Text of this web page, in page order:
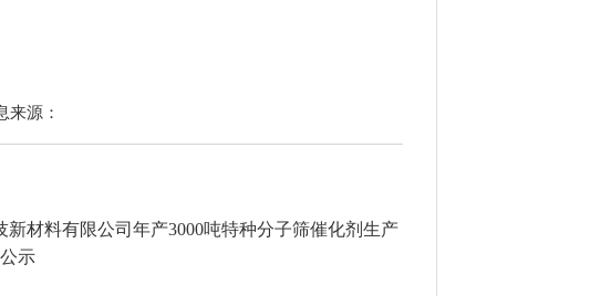
来源：
材料有限公司年产3000吨特种分子筛催化剂生产
示